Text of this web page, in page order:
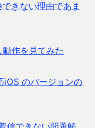
きない理由であま
作を見てみた
iOS のバージョンの